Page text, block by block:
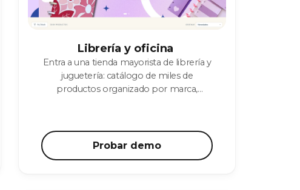
Librería y oficina
Entra a una tienda mayorista de librería y
juguetería: catálogo de miles de
productos organizado por marca,
Probar demo